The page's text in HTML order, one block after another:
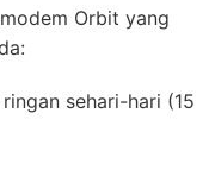
Orbit yang
sehari-hari (15